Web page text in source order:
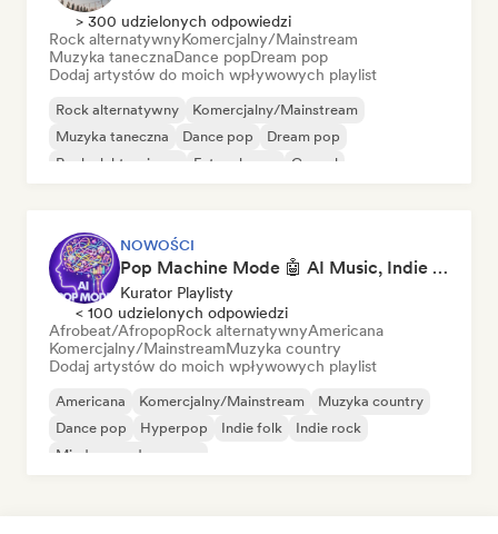
> 300 udzielonych odpowiedzi
Rock alternatywnyKomercjalny/Mainstream
Muzyka tanecznaDance popDream pop
Dodaj artystów do moich wpływowych playlist
Rock alternatywny
Komercjalny/Mainstream
Muzyka taneczna
Dance pop
Dream pop
Rock elektroniczny
Future house Gospel
NOWOŚCI
Pop Machine Mode 🤖 AI Music, Indie Pop & Dream Pop
Kurator Playlisty
< 100 udzielonych odpowiedzi
Afrobeat/AfropopRock alternatywnyAmericana
Komercjalny/MainstreamMuzyka country
Dodaj artystów do moich wpływowych playlist
Americana Komercjalny/Mainstream
Muzyka country
Dance pop
Hyperpop Indie folk
Indie rock
Międzynarodowy pop